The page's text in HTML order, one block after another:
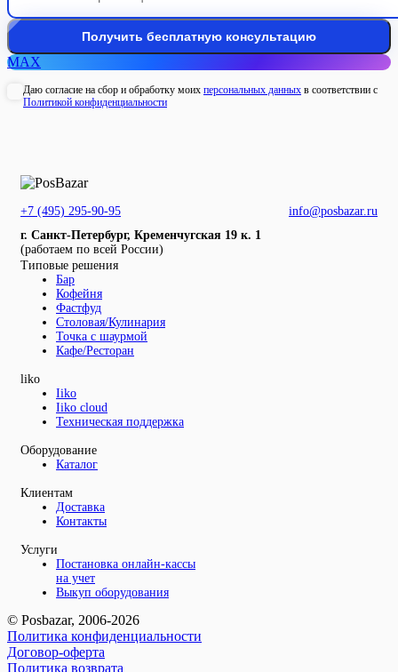
MAX
Даю согласие на сбор и обработку моих персональных данных в соответствии с
Политикой конфиденциальности
+7 (495) 295-90-95
info@posbazar.ru
г. Санкт-Петербург, Кременчугская 19 к. 1
(работаем по всей России)
Типовые решения
Бар
Кофейня
Фастфуд
Столовая/Кулинария
Точка с шаурмой
Кафе/Ресторан
liko
Iiko
Iiko cloud
Техническая поддержка
Оборудование
Каталог
Клиентам
Доставка
Контакты
Услуги
Постановка онлайн-кассы
на учет
Выкуп оборудования
© Posbazar, 2006-2026
Политика конфиденциальности
Договор-оферта
Политика возврата